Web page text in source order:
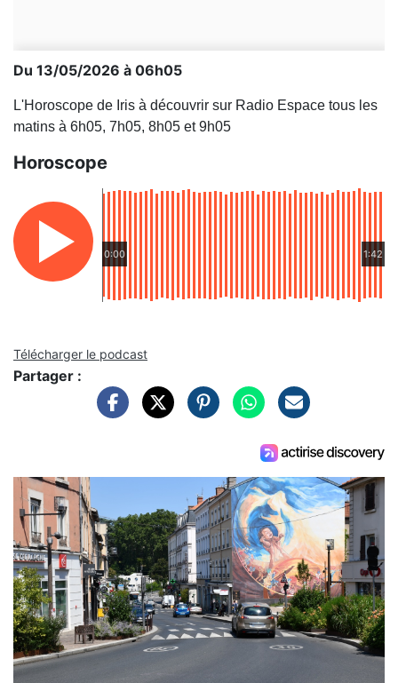
Du 13/05/2026 à 06h05
L'Horoscope de Iris à découvrir sur Radio Espace tous les
matins à 6h05, 7h05, 8h05 et 9h05
Horoscope
0:00 1:42
Télécharger le podcast
Partager :